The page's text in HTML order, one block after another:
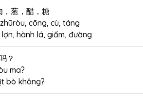
，葱，醋，糖
cōng, cù, táng
hành lá, giấm, đường
？
ma?
bò không?